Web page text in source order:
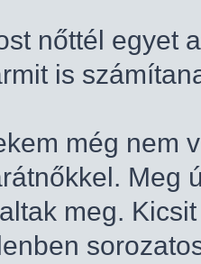
nőttél egyet
is
még nem
Meg
meg.